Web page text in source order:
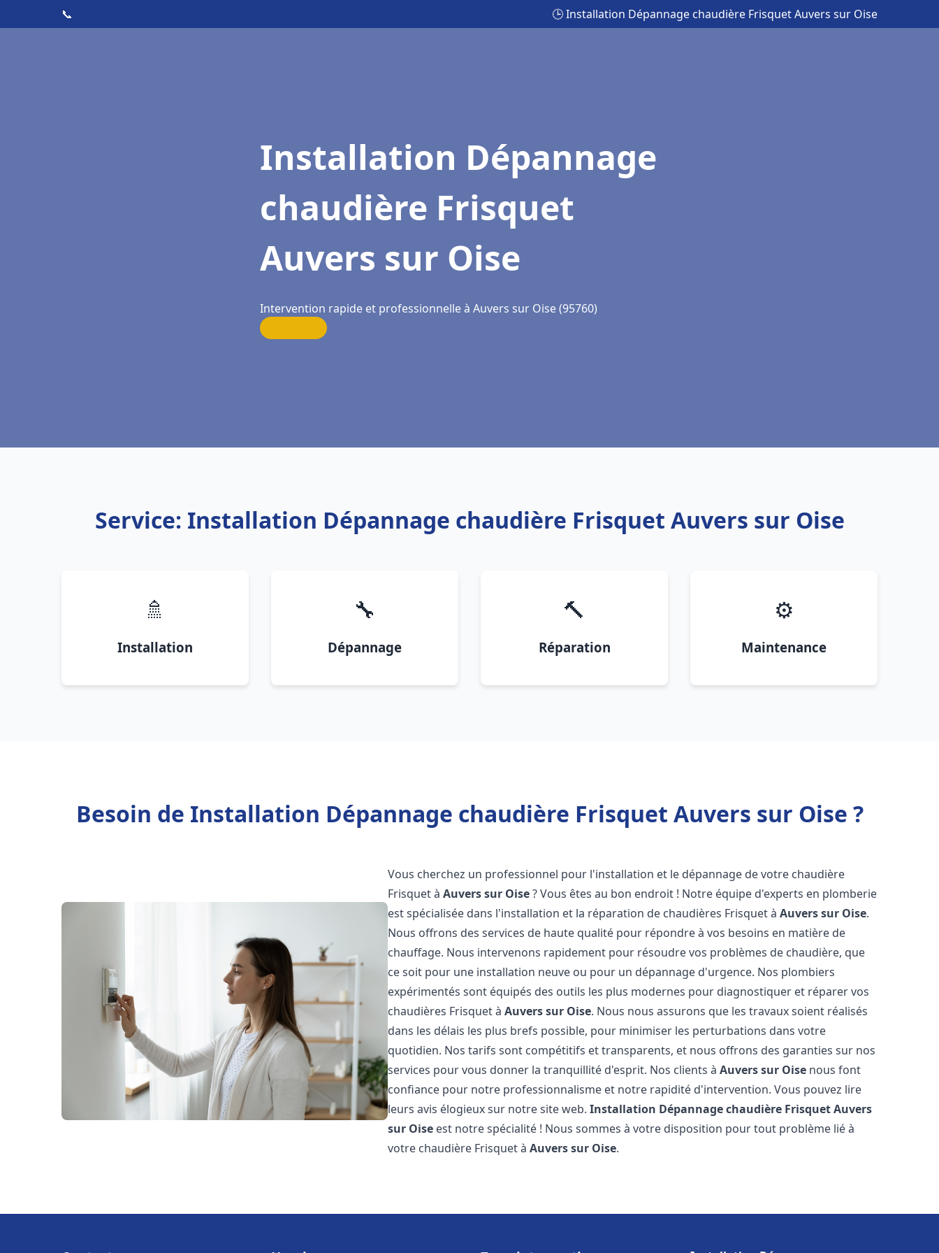
📞 🕒 Installation Dépannage chaudière Frisquet Auvers sur Oise
Installation Dépannage
chaudière Frisquet
Auvers sur Oise
Intervention rapide et professionnelle à Auvers sur Oise (95760)
Service: Installation Dépannage chaudière Frisquet Auvers sur Oise
🚿
Installation
🔧
Dépannage
🔨
Réparation
⚙️
Maintenance
Besoin de Installation Dépannage chaudière Frisquet Auvers sur Oise ?
Vous cherchez un professionnel pour l'installation et le dépannage de votre chaudière
Frisquet àAuvers sur Oise? Vous êtes au bon endroit ! Notre équipe d'experts en plomberie
est spécialisée dans l'installation et la réparation de chaudières Frisquet àAuvers sur Oise.
Nous offrons des services de haute qualité pour répondre à vos besoins en matière de
chauffage. Nous intervenons rapidement pour résoudre vos problèmes de chaudière, que
ce soit pour une installation neuve ou pour un dépannage d'urgence. Nos plombiers
expérimentés sont équipés des outils les plus modernes pour diagnostiquer et réparer vos
chaudières Frisquet àAuvers sur Oise. Nous nous assurons que les travaux soient réalisés
dans les délais les plus brefs possible, pour minimiser les perturbations dans votre
quotidien. Nos tarifs sont compétitifs et transparents, et nous offrons des garanties sur nos
services pour vous donner la tranquillité d'esprit. Nos clients àAuvers sur Oise nous font
confiance pour notre professionnalisme et notre rapidité d'intervention. Vous pouvez lire
leurs avis élogieux sur notre site web.Installation Dépannage chaudière FrisquetAuvers
sur Oise est notre spécialité ! Nous sommes à votre disposition pour tout problème lié à
votre chaudière Frisquet àAuvers sur Oise.